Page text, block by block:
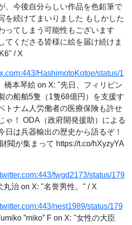
、今後自分らしい作品を色鉛筆で
を続けてまいりました もしかした
ってしまう可能性もございます
てくださる皆様に絵を届け続けま
/ X
HashimotoKotoe/status/1
橋本琴絵 on X: "先日、フィリピン
の船舶5隻（1隻68億円）を支援す
トナム人労働者の医療保険も許せ
ゃ！ ODA（政府開発援助）による
は兵器輸出の歴史から語るぞ！
閥が集まって https://t.co/hXyzyYA
fwgd2173/status/179
丸治 on X: "名誉男性。" / X
nest1989/status/179
”miko” F on X: "女性の大臣